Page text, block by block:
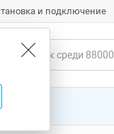
и подключение